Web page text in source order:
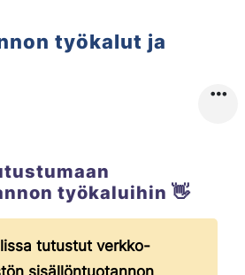
työ­kalut ja
työkaluihin 👋
tutustut verkko-
sisällöntuotannon